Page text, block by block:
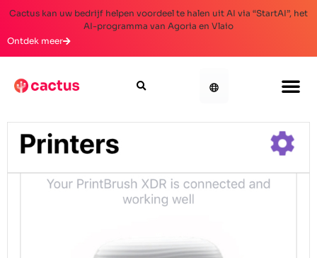
Cactus kan uw bedrijf helpen voordeel te halen uit AI via “StartAI”, het
AI-programma van Agoria en Vlaio
Ontdek meer